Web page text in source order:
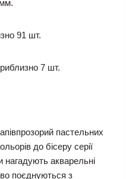
91 шт.
7 шт.
пастельних
до бісеру серії
акварельні
поєднуються з